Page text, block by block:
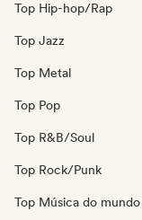
Top Hip-hop/Rap
Top Jazz
Top Metal
Top Pop
Top R&B/Soul
Top Rock/Punk
Top Música do